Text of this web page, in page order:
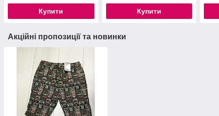
Купити Купити
Акційні пропозиції та новинки